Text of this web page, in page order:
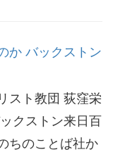
か バックストン
スト教団 荻窪栄
クストン来日百
ちのことば社か